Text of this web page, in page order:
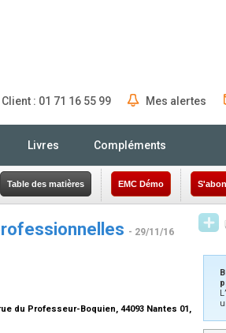
: 01 71 16 55 99 Mes alertes
Livres Compléments
Table des matières EMC Démo
- 29/11/16
du Professeur-Boquien, 44093 Nantes 01,